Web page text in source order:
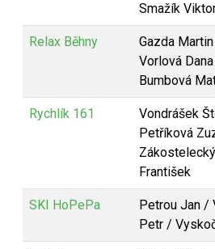
Smažík
Relax Běhny
Gazda
Vorlová
Bumbová
Rychlík 161
Vondrášek
Petříková
Zákostelecký
František
SKI HoPePa
Petrou Jan /
Petr /